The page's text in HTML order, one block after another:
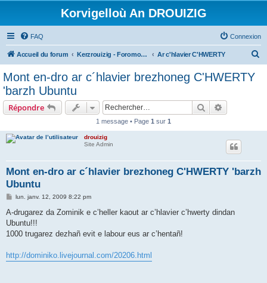
Korvigelloù An DROUIZIG
FAQ Connexion
Accueil du forum Kerzrouizig - Foromoù An Drouizig Ar c'hlavier C'HWERTY
Mont en-dro ar c´hlavier brezhoneg C'HWERTY
'barzh Ubuntu
Répondre Rechercher
1 message • Page 1 sur 1
drouizig
Site Admin
Mont en-dro ar c´hlavier brezhoneg C'HWERTY 'barzh
Ubuntu
M
s
a
g
lun. janv. 12, 2009 8:22 pm
A-drugarez da Zominik e c’heller kaout ar c’hlavier c’hwerty dindan
Ubuntu!!!
1000 trugarez dezhañ evit e labour eus ar c’hentañ!
http://dominiko.livejournal.com/20206.html